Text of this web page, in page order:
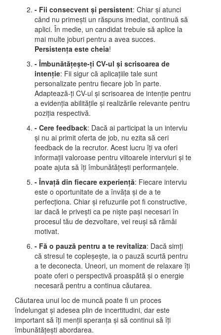
- Fii consecvent și persistent: Chiar și atunci
când nu primești un răspuns imediat, continuă să
aplici. În medie, un candidat trebuie să aplice la
mai multe joburi pentru a avea succes.
Persistența este cheia!
- Îmbunătățește-ți CV-ul și scrisoarea de
intenție: Fii sigur că aplicațiile tale sunt
personalizate pentru fiecare job în parte.
Adaptează-ți CV-ul și scrisoarea de intenție pentru
a evidenția abilitățile și realizările relevante pentru
poziția respectivă.
- Cere feedback: Dacă ai participat la un interviu
și nu ai primit oferta de job, nu ezita să ceri
feedback de la recrutor. Acest lucru îți va oferi
informații valoroase pentru viitoarele interviuri și te
poate ajuta să îți îmbunătățești performanțele.
- Învață din fiecare experiență: Fiecare interviu
este o oportunitate de a învăța și de a te
perfecționa. Chiar și refuzurile pot fi constructive,
iar dacă le privești ca pe niște pași necesari în
procesul tău de dezvoltare, vei reuși să rămâi
motivat.
- Fă o pauză pentru a te revitaliza: Dacă simți
că stresul te copleșește, ia o pauză scurtă pentru
a te deconecta. Uneori, un moment de relaxare îți
poate oferi o perspectivă proaspătă și o energie
necesară pentru a continua căutarea.
Căutarea unui loc de muncă poate fi un proces
îndelungat și adesea plin de incertitudini, dar este
important să îți menții speranța și să continui să îți
îmbunătățești abordarea.